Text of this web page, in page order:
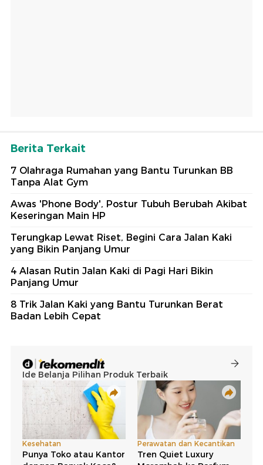
Berita Terkait
7 Olahraga Rumahan yang Bantu Turunkan BB
Tanpa Alat Gym
Awas 'Phone Body', Postur Tubuh Berubah Akibat
Keseringan Main HP
Terungkap Lewat Riset, Begini Cara Jalan Kaki
yang Bikin Panjang Umur
4 Alasan Rutin Jalan Kaki di Pagi Hari Bikin
Panjang Umur
8 Trik Jalan Kaki yang Bantu Turunkan Berat
Badan Lebih Cepat